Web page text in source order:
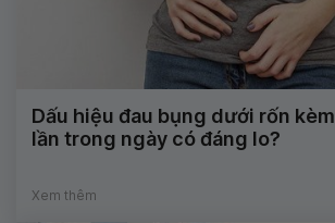
Dấu hiệu đau bụng dưới rốn
lần trong ngày có đáng lo?
Xem thêm